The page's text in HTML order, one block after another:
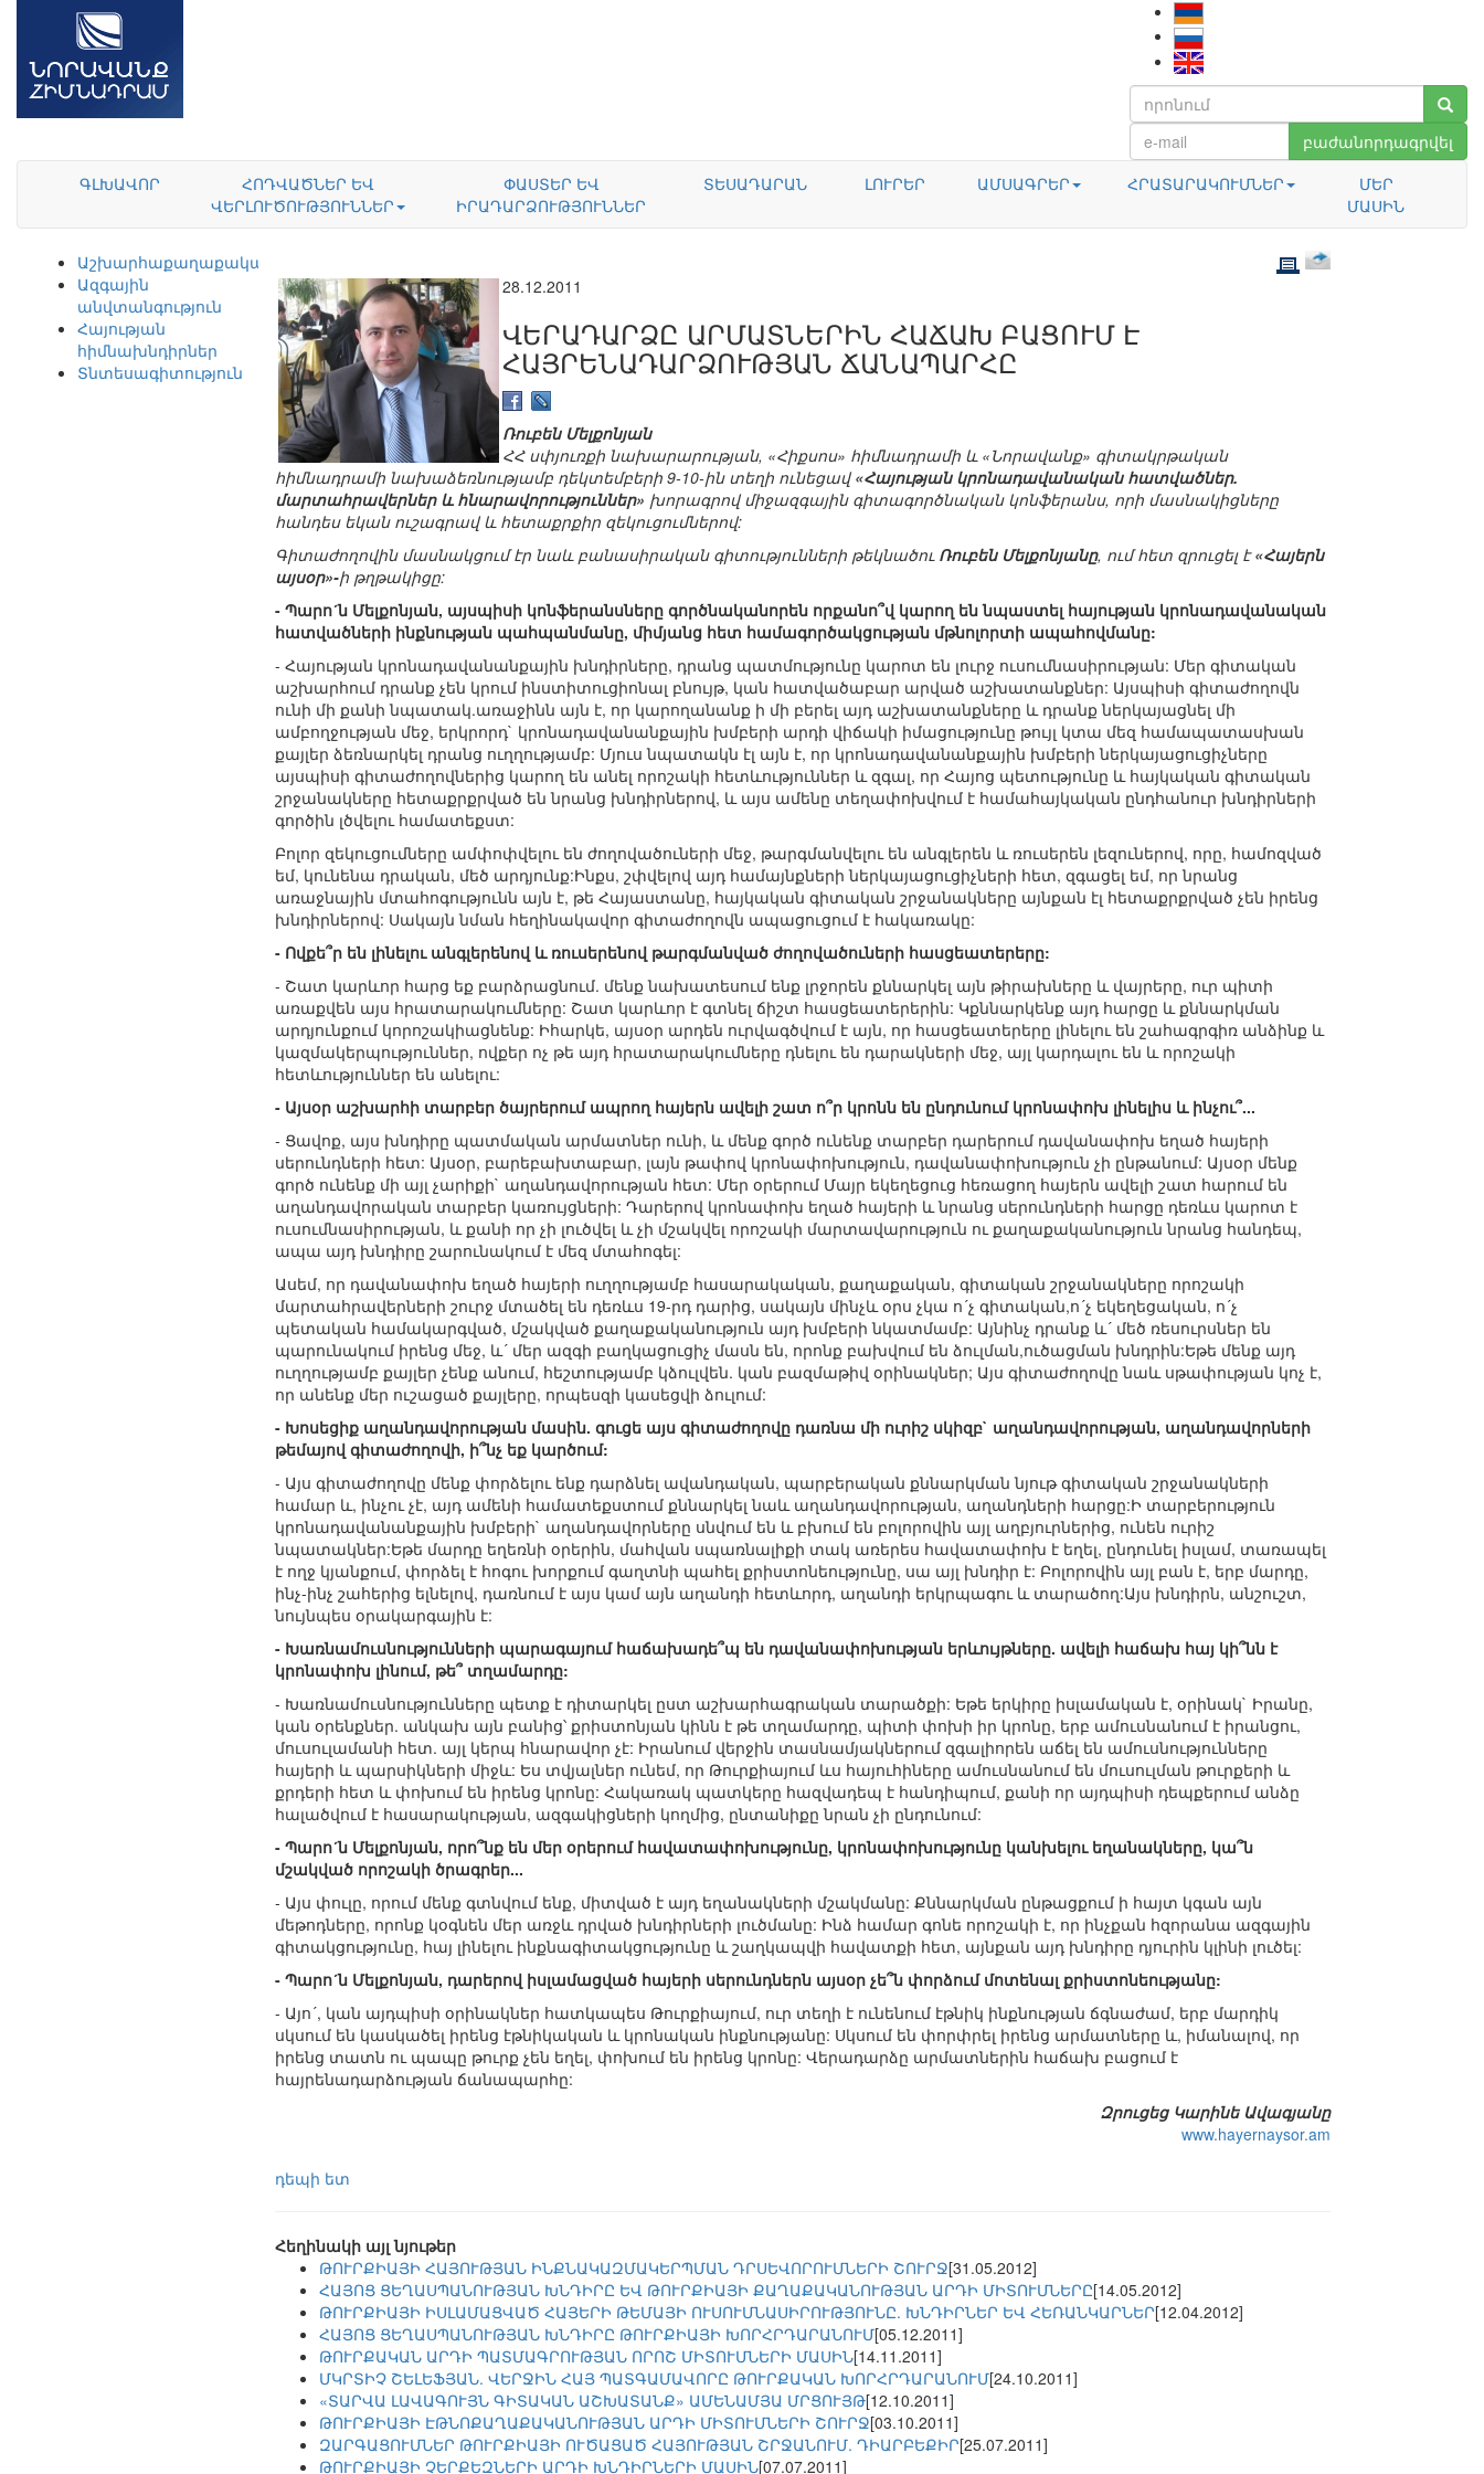
բաժանորդագրվել
ԳԼԽԱՎՈՐ
ՀՈԴՎԱԾՆԵՐ ԵՎ
ՎԵՐԼՈՒԾՈՒԹՅՈՒՆՆԵՐ
ՓԱՍՏԵՐ ԵՎ
ԻՐԱԴԱՐՁՈՒԹՅՈՒՆՆԵՐ
ՏԵՍԱԴԱՐԱՆ ԼՈՒՐԵՐ ԱՄՍԱԳՐԵՐ ՀՐԱՏԱՐԱԿՈՒՄՆԵՐ
ՄԵՐ
ՄԱՍԻՆ
Աշխարհաքաղաքականություն
Ազգային
անվտանգություն
Հայության
հիմնախնդիրներ
Տնտեսագիտություն
28.12.2011
ՎԵՐԱԴԱՐՁԸ ԱՐՄԱՏՆԵՐԻՆ ՀԱՃԱԽ ԲԱՑՈՒՄ Է
ՀԱՅՐԵՆԱԴԱՐՁՈՒԹՅԱՆ ՃԱՆԱՊԱՐՀԸ
Ռուբեն Մելքոնյան
ՀՀ սփյուռքի նախարարության, «Հիքսոս» հիմնադրամի և «Նորավանք» գիտակրթական
հիմնադրամի նախաձեռնությամբ դեկտեմբերի 9-10-ին տեղի ունեցավ«Հայության կրոնադավանական հատվածներ.
մարտահրավերներ և հնարավորություններ» խորագրով միջազգային գիտագործնական կոնֆերանս, որի մասնակիցները
հանդես եկան ուշագրավ և հետաքրքիր զեկուցումներով:
Գիտաժողովին մասնակցում էր նաև բանասիրական գիտությունների թեկնածու Ռուբեն Մելքոնյանը, ում հետ զրուցել է«Հայերն
այսօր»-ի թղթակիցը:
- Պարո´ն Մելքոնյան, այսպիսի կոնֆերանսները գործնականորեն որքանո՞վ կարող են նպաստել հայության կրոնադավանական
հատվածների ինքնության պահպանմանը, միմյանց հետ համագործակցության մթնոլորտի ապահովմանը:
- Հայության կրոնադավանանքային խնդիրները, դրանց պատմությունը կարոտ են լուրջ ուսումնասիրության: Մեր գիտական
աշխարհում դրանք չեն կրում ինստիտուցիոնալ բնույթ, կան հատվածաբար արված աշխատանքներ: Այսպիսի գիտաժողովն
ունի մի քանի նպատակ.առաջինն այն է, որ կարողանանք ի մի բերել այդ աշխատանքները և դրանք ներկայացնել մի
ամբողջության մեջ, երկրորդ` կրոնադավանանքային խմբերի արդի վիճակի իմացությունը թույլ կտա մեզ համապատասխան
քայլեր ձեռնարկել դրանց ուղղությամբ: Մյուս նպատակն էլ այն է, որ կրոնադավանանքային խմբերի ներկայացուցիչները
այսպիսի գիտաժողովներից կարող են անել որոշակի հետևություններ և զգալ, որ Հայոց պետությունը և հայկական գիտական
շրջանակները հետաքրքրված են նրանց խնդիրներով, և այս ամենը տեղափոխվում է համահայկական ընդհանուր խնդիրների
գործին լծվելու համատեքստ:
Բոլոր զեկուցումները ամփոփվելու են ժողովածուների մեջ, թարգմանվելու են անգլերեն և ռուսերեն լեզուներով, որը, համոզված
եմ, կունենա դրական, մեծ արդյունք:Ինքս, շփվելով այդ համայնքների ներկայացուցիչների հետ, զգացել եմ, որ նրանց
առաջնային մտահոգությունն այն է, թե Հայաստանը, հայկական գիտական շրջանակները այնքան էլ հետաքրքրված չեն իրենց
խնդիրներով: Սակայն նման հեղինակավոր գիտաժողովն ապացուցում է հակառակը:
- Ովքե՞ր են լինելու անգլերենով և ռուսերենով թարգմանված ժողովածուների հասցեատերերը:
- Շատ կարևոր հարց եք բարձրացնում. մենք նախատեսում ենք լրջորեն քննարկել այն թիրախները և վայրերը, ուր պիտի
առաքվեն այս հրատարակումները: Շատ կարևոր է գտնել ճիշտ հասցեատերերին: Կքննարկենք այդ հարցը և քննարկման
արդյունքում կորոշակիացնենք: Իհարկե, այսօր արդեն ուրվագծվում է այն, որ հասցեատերերը լինելու են շահագրգիռ անձինք և
կազմակերպություններ, ովքեր ոչ թե այդ հրատարակումները դնելու են դարակների մեջ, այլ կարդալու են և որոշակի
հետևություններ են անելու:
- Այսօր աշխարհի տարբեր ծայրերում ապրող հայերն ավելի շատ ո՞ր կրոնն են ընդունում կրոնափոխ լինելիս և ինչու՞...
- Ցավոք, այս խնդիրը պատմական արմատներ ունի, և մենք գործ ունենք տարբեր դարերում դավանափոխ եղած հայերի
սերունդների հետ: Այսօր, բարեբախտաբար, լայն թափով կրոնափոխություն, դավանափոխություն չի ընթանում: Այսօր մենք
գործ ունենք մի այլ չարիքի` աղանդավորության հետ: Մեր օրերում Մայր եկեղեցուց հեռացող հայերն ավելի շատ հարում են
աղանդավորական տարբեր կառույցների: Դարերով կրոնափոխ եղած հայերի և նրանց սերունդների հարցը դեռևս կարոտ է
ուսումնասիրության, և քանի որ չի լուծվել և չի մշակվել որոշակի մարտավարություն ու քաղաքականություն նրանց հանդեպ,
ապա այդ խնդիրը շարունակում է մեզ մտահոգել:
Ասեմ, որ դավանափոխ եղած հայերի ուղղությամբ հասարակական, քաղաքական, գիտական շրջանակները որոշակի
մարտահրավերների շուրջ մտածել են դեռևս 19-րդ դարից, սակայն մինչև օրս չկա ո´չ գիտական,ո´չ եկեղեցական, ո´չ
պետական համակարգված, մշակված քաղաքականություն այդ խմբերի նկատմամբ: Այնինչ դրանք և´ մեծ ռեսուրսներ են
պարունակում իրենց մեջ, և´ մեր ազգի բաղկացուցիչ մասն են, որոնք բախվում են ձուլման,ուծացման խնդրին:Եթե մենք այդ
ուղղությամբ քայլեր չենք անում, հեշտությամբ կձուլվեն. կան բազմաթիվ օրինակներ; Այս գիտաժողովը նաև սթափության կոչ է,
որ անենք մեր ուշացած քայլերը, որպեսզի կասեցվի ձուլում:
- Խոսեցիք աղանդավորության մասին. գուցե այս գիտաժողովը դառնա մի ուրիշ սկիզբ` աղանդավորության, աղանդավորների
թեմայով գիտաժողովի, ի՞նչ եք կարծում:
- Այս գիտաժողովը մենք փորձելու ենք դարձնել ավանդական, պարբերական քննարկման նյութ գիտական շրջանակների
համար և, ինչու չէ, այդ ամենի համատեքստում քննարկել նաև աղանդավորության, աղանդների հարցը:Ի տարբերություն
կրոնադավանանքային խմբերի` աղանդավորները սնվում են և բխում են բոլորովին այլ աղբյուրներից, ունեն ուրիշ
նպատակներ:Եթե մարդը եղեռնի օրերին, մահվան սպառնալիքի տակ առերես հավատափոխ է եղել, ընդունել իսլամ, տառապել
է ողջ կյանքում, փորձել է հոգու խորքում գաղտնի պահել քրիստոնեությունը, սա այլ խնդիր է: Բոլորովին այլ բան է, երբ մարդը,
ինչ-ինչ շահերից ելնելով, դառնում է այս կամ այն աղանդի հետևորդ, աղանդի երկրպագու և տարածող:Այս խնդիրն, անշուշտ,
նույնպես օրակարգային է:
- Խառնամուսնությունների պարագայում հաճախադե՞պ են դավանափոխության երևույթները. ավելի հաճախ հայ կի՞նն է
կրոնափոխ լինում, թե՞ տղամարդը:
- Խառնամուսնությունները պետք է դիտարկել ըստ աշխարհագրական տարածքի: Եթե երկիրը իսլամական է, օրինակ` Իրանը,
կան օրենքներ. անկախ այն բանից՝ քրիստոնյան կինն է թե տղամարդը, պիտի փոխի իր կրոնը, երբ ամուսնանում է իրանցու,
մուսուլամանի հետ. այլ կերպ հնարավոր չէ: Իրանում վերջին տասնամյակներում զգալիորեն աճել են ամուսնությունները
հայերի և պարսիկների միջև: Ես տվյալներ ունեմ, որ Թուրքիայում ևս հայուհիները ամուսնանում են մուսուլման թուրքերի և
քրդերի հետ և փոխում են իրենց կրոնը: Հակառակ պատկերը հազվադեպ է հանդիպում, քանի որ այդպիսի դեպքերում անձը
հալածվում է հասարակության, ազգակիցների կողմից, ընտանիքը նրան չի ընդունում:
- Պարո´ն Մելքոնյան, որո՞նք են մեր օրերում հավատափոխությունը, կրոնափոխությունը կանխելու եղանակները, կա՞ն
մշակված որոշակի ծրագրեր...
- Այս փուլը, որում մենք գտնվում ենք, միտված է այդ եղանակների մշակմանը: Քննարկման ընթացքում ի հայտ կգան այն
մեթոդները, որոնք կօգնեն մեր առջև դրված խնդիրների լուծմանը: Ինձ համար գոնե որոշակի է, որ ինչքան հզորանա ազգային
գիտակցությունը, հայ լինելու ինքնագիտակցությունը և շաղկապվի հավատքի հետ, այնքան այդ խնդիրը դյուրին կլինի լուծել:
- Պարո´ն Մելքոնյան, դարերով իսլամացված հայերի սերունդներն այսօր չե՞ն փորձում մոտենալ քրիստոնեությանը:
- Այո´, կան այդպիսի օրինակներ հատկապես Թուրքիայում, ուր տեղի է ունենում էթնիկ ինքնության ճգնաժամ, երբ մարդիկ
սկսում են կասկածել իրենց էթնիկական և կրոնական ինքնությանը: Սկսում են փորփրել իրենց արմատները և, իմանալով, որ
իրենց տատն ու պապը թուրք չեն եղել, փոխում են իրենց կրոնը: Վերադարձը արմատներին հաճախ բացում է
հայրենադարձության ճանապարհը:
Զրուցեց Կարինե Ավագյանը
www.hayernaysor.am
դեպի ետ
Հեղինակի այլ նյութեր
ԹՈՒՐՔԻԱՅԻ ՀԱՅՈՒԹՅԱՆ ԻՆՔՆԱԿԱԶՄԱԿԵՐՊՄԱՆ ԴՐՍԵՎՈՐՈՒՄՆԵՐԻ ՇՈՒՐՋ[31.05.2012]
ՀԱՅՈՑ ՑԵՂԱՍՊԱՆՈՒԹՅԱՆ ԽՆԴԻՐԸ ԵՎ ԹՈՒՐՔԻԱՅԻ ՔԱՂԱՔԱԿԱՆՈՒԹՅԱՆ ԱՐԴԻ ՄԻՏՈՒՄՆԵՐԸ[14.05.2012]
ԹՈՒՐՔԻԱՅԻ ԻՍԼԱՄԱՑՎԱԾ ՀԱՅԵՐԻ ԹԵՄԱՅԻ ՈՒՍՈՒՄՆԱՍԻՐՈՒԹՅՈՒՆԸ. ԽՆԴԻՐՆԵՐ ԵՎ ՀԵՌԱՆԿԱՐՆԵՐ[12.04.2012]
ՀԱՅՈՑ ՑԵՂԱՍՊԱՆՈՒԹՅԱՆ ԽՆԴԻՐԸ ԹՈՒՐՔԻԱՅԻ ԽՈՐՀՐԴԱՐԱՆՈՒՄ[05.12.2011]
ԹՈՒՐՔԱԿԱՆ ԱՐԴԻ ՊԱՏՄԱԳՐՈՒԹՅԱՆ ՈՐՈՇ ՄԻՏՈՒՄՆԵՐԻ ՄԱՍԻՆ[14.11.2011]
ՄԿՐՏԻՉ ՇԵԼԵՖՅԱՆ. ՎԵՐՋԻՆ ՀԱՅ ՊԱՏԳԱՄԱՎՈՐԸ ԹՈՒՐՔԱԿԱՆ ԽՈՐՀՐԴԱՐԱՆՈՒՄ[24.10.2011]
«ՏԱՐՎԱ ԼԱՎԱԳՈՒՅՆ ԳԻՏԱԿԱՆ ԱՇԽԱՏԱՆՔ» ԱՄԵՆԱՄՅԱ ՄՐՑՈՒՅԹ[12.10.2011]
ԹՈՒՐՔԻԱՅԻ ԷԹՆՈՔԱՂԱՔԱԿԱՆՈՒԹՅԱՆ ԱՐԴԻ ՄԻՏՈՒՄՆԵՐԻ ՇՈՒՐՋ[03.10.2011]
ԶԱՐԳԱՑՈՒՄՆԵՐ ԹՈՒՐՔԻԱՅԻ ՈՒԾԱՑԱԾ ՀԱՅՈՒԹՅԱՆ ՇՐՋԱՆՈՒՄ. ԴԻԱՐԲԵՔԻՐ[25.07.2011]
ԹՈՒՐՔԻԱՅԻ ՉԵՐՔԵԶՆԵՐԻ ԱՐԴԻ ԽՆԴԻՐՆԵՐԻ ՄԱՍԻՆ[07.07.2011]